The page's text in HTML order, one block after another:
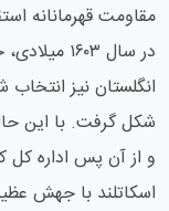
مقاومت قهرمانانه
در سال
انگلستان نیز
و از آن پس اداره کل
اسکاتلند با جهش